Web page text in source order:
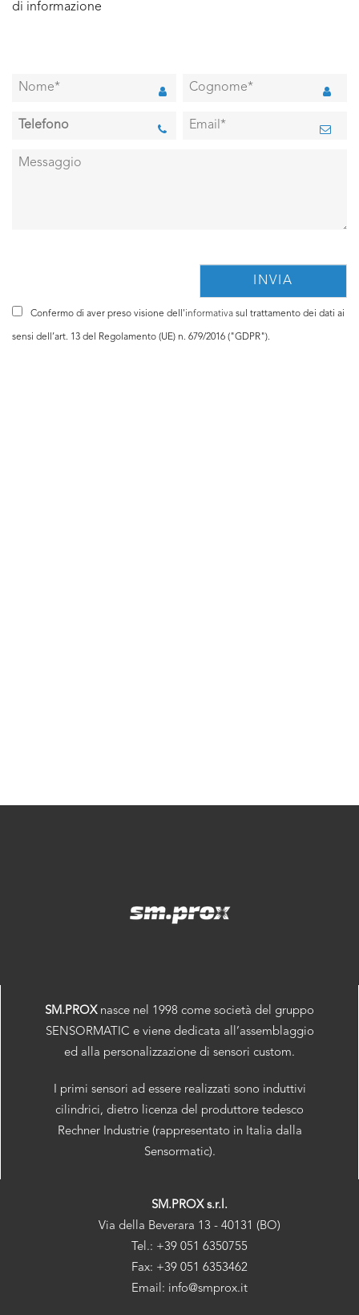
di informazione
Confermo di aver preso visione dell'informativa sul trattamento dei dati ai
sensi dell’art. 13 del Regolamento (UE) n. 679/2016 ("GDPR").
SM.PROXnasce nel 1998 come società del gruppo
SENSORMATIC e viene dedicata all’assemblaggio
ed alla personalizzazione di sensori custom.
I primi sensori ad essere realizzati sono induttivi
cilindrici, dietro licenza del produttore tedesco
Rechner Industrie (rappresentato in Italia dalla
Sensormatic).
SM.PROX s.r.l.
Via della Beverara 13 - 40131 (BO)
Tel.: +39 051 6350755
Fax: +39 051 6353462
Email: info@smprox.it